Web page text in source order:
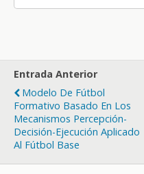
Entrada Anterior
Modelo De Fútbol
Formativo Basado En Los
Mecanismos Percepción-
Decisión-Ejecución Aplicado
Al Fútbol Base